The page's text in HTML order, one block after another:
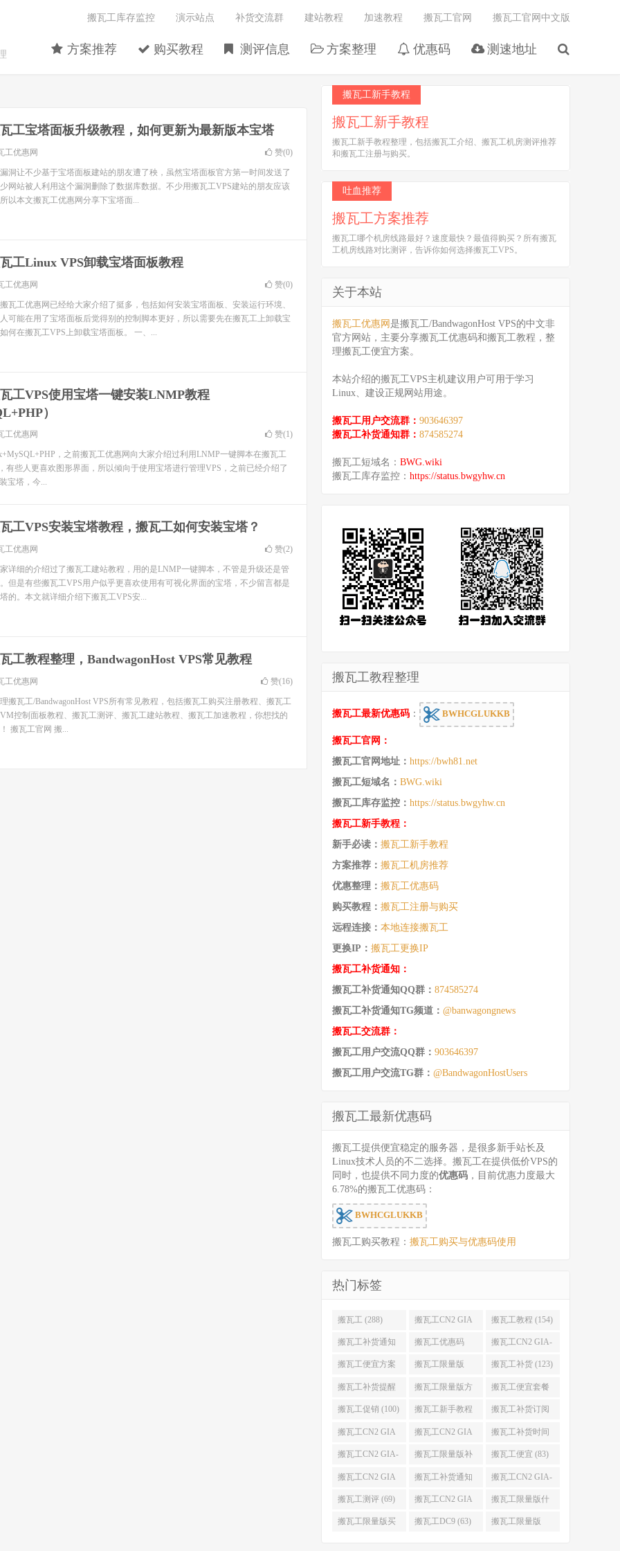
方案推荐 购买教程 测评信息 方案整理 优惠码 测速地址
搬瓦工库存监控 演示站点 补货交流群 建站教程 加速教程 搬瓦工官网 搬瓦工官网中文版
工宝塔面板升级教程，如何更新为最新版本宝塔
工优惠网 赞(0)
洞让不少基于宝塔面板建站的朋友遭了秧，虽然宝塔面板官方第一时间发送了
网站被人利用这个漏洞删除了数据库数据。不少用搬瓦工VPS建站的朋友应该
以本文搬瓦工优惠网分享下宝塔面...
工Linux VPS卸载宝塔面板教程
工优惠网 赞(0)
瓦工优惠网已经给大家介绍了挺多，包括如何安装宝塔面板、安装运行环境、
可能在用了宝塔面板后觉得别的控制脚本更好，所以需要先在搬瓦工上卸载宝
何在搬瓦工VPS上卸载宝塔面板。 一、...
工VPS使用宝塔一键安装LNMP教程
）
工优惠网 赞(1)
，之前搬瓦工优惠网向大家介绍过利用LNMP一键脚本在搬瓦工
有些人更喜欢图形界面，所以倾向于使用宝塔进行管理VPS，之前已经介绍了
宝塔，今...
工VPS安装宝塔教程，搬瓦工如何安装宝塔？
工优惠网 赞(2)
详细的介绍过了搬瓦工建站教程，用的是LNMP一键脚本，不管是升级还是管
但是有些搬瓦工VPS用户似乎更喜欢使用有可视化界面的宝塔，不少留言都是
的。本文就详细介绍下搬瓦工VPS安...
工教程整理，BandwagonHost VPS常见教程
工优惠网 赞(16)
搬瓦工/BandwagonHost VPS所有常见教程，包括搬瓦工购买注册教程、搬瓦工
控制面板教程、搬瓦工测评、搬瓦工建站教程、搬瓦工加速教程，你想找的
搬瓦工官网 搬...
搬瓦工新手教程
搬瓦工新手教程
搬瓦工新手教程整理，包括搬瓦工介绍、搬瓦工机房测评推荐
和搬瓦工注册与购买。
吐血推荐
搬瓦工方案推荐
搬瓦工哪个机房线路最好？速度最快？最值得购买？所有搬瓦
工机房线路对比测评，告诉你如何选择搬瓦工VPS。
关于本站
搬瓦工优惠网 是搬瓦工/BandwagonHost VPS的中文非
官方网站，主要分享搬瓦工优惠码和搬瓦工教程，整
理搬瓦工便宜方案。
本站介绍的搬瓦工VPS主机建议用户可用于学习
Linux、建设正规网站用途。
搬瓦工用户交流群： 903646397
搬瓦工补货通知群： 874585274
搬瓦工短域名： BWG.wiki
搬瓦工库存监控： https://status.bwgyhw.cn
搬瓦工教程整理
搬瓦工最新优惠码 ： BWHCGLUKKB
搬瓦工官网：
搬瓦工官网地址： https://bwh81.net
搬瓦工短域名： BWG.wiki
搬瓦工库存监控： https://status.bwgyhw.cn
搬瓦工新手教程：
新手必读： 搬瓦工新手教程
方案推荐： 搬瓦工机房推荐
优惠整理： 搬瓦工优惠码
购买教程： 搬瓦工注册与购买
远程连接： 本地连接搬瓦工
更换IP： 搬瓦工更换IP
搬瓦工补货通知：
搬瓦工补货通知QQ群： 874585274
搬瓦工补货通知TG频道： @banwagongnews
搬瓦工交流群：
搬瓦工用户交流QQ群： 903646397
搬瓦工用户交流TG群： @BandwagonHostUsers
搬瓦工最新优惠码
搬瓦工提供便宜稳定的服务器，是很多新手站长及
Linux技术人员的不二选择。搬瓦工在提供低价VPS的
同时，也提供不同力度的优惠码 ，目前优惠力度最大
6.78%的搬瓦工优惠码：
BWHCGLUKKB
搬瓦工购买教程： 搬瓦工购买与优惠码使用
热门标签
搬瓦工 (288) 搬瓦工CN2 GIA
(176)
搬瓦工教程 (154)
搬瓦工补货通知
(132)
搬瓦工优惠码
(131)
搬瓦工CN2 GIA-
E (130)
搬瓦工便宜方案
(128)
搬瓦工限量版
(126)
搬瓦工补货 (123)
搬瓦工补货提醒
(106)
搬瓦工限量版方
案 (106)
搬瓦工便宜套餐
(103)
搬瓦工促销 (100) 搬瓦工新手教程
(98)
搬瓦工补货订阅
(98)
搬瓦工CN2 GIA
便宜方案 (92)
搬瓦工CN2 GIA
限量版 (90)
搬瓦工补货时间
(89)
搬瓦工CN2 GIA-
E限量版 (84)
搬瓦工限量版补
货 (84)
搬瓦工便宜 (83)
搬瓦工CN2 GIA
优惠 (82)
搬瓦工补货通知
QQ群 (76)
搬瓦工CN2 GIA-
E便宜套餐 (76)
搬瓦工测评 (69) 搬瓦工CN2 GIA
限量版补货 (67)
搬瓦工限量版什
么时候补货 (67)
搬瓦工限量版买 搬瓦工DC9 (63) 搬瓦工限量版